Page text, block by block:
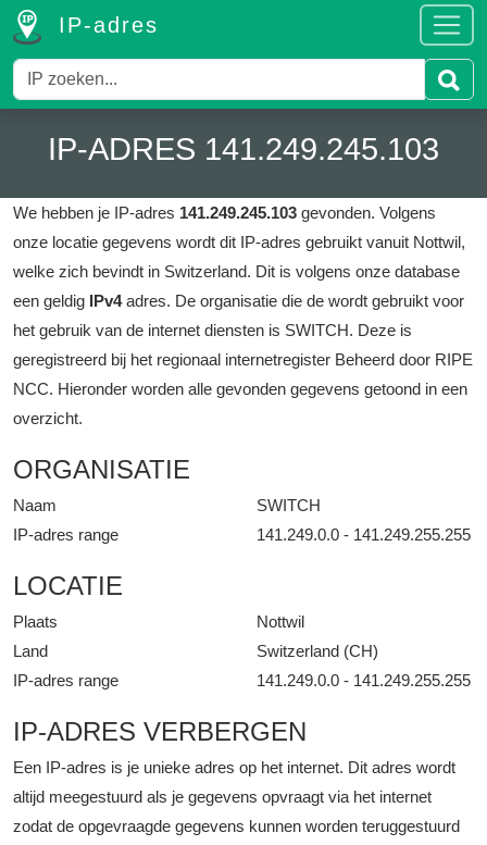
IP-adres
IP-ADRES 141.249.245.103
We hebben je IP-adres 141.249.245.103 gevonden. Volgens
onze locatie gegevens wordt dit IP-adres gebruikt vanuit Nottwil,
welke zich bevindt in Switzerland. Dit is volgens onze database
een geldig IPv4adres. De organisatie die de wordt gebruikt voor
het gebruik van de internet diensten is SWITCH. Deze is
geregistreerd bij het regionaal internetregister Beheerd door RIPE
NCC. Hieronder worden alle gevonden gegevens getoond in een
overzicht.
ORGANISATIE
Naam
SWITCH
IP-adres range
141.249.0.0 - 141.249.255.255
LOCATIE
Plaats
Nottwil
Land
Switzerland (CH)
IP-adres range
141.249.0.0 - 141.249.255.255
IP-ADRES VERBERGEN
Een IP-adres is je unieke adres op het internet. Dit adres wordt
altijd meegestuurd als je gegevens opvraagt via het internet
zodat de opgevraagde gegevens kunnen worden teruggestuurd